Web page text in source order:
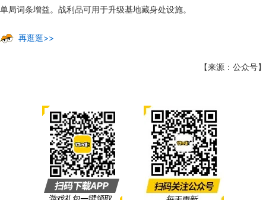
单局词条增益。战利品可用于升级基地藏身处设施。
再逛逛>>
【来源：公众号】